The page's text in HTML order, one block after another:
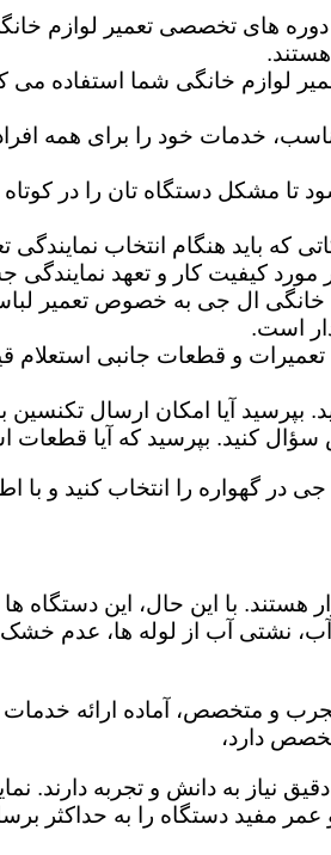
های تخصصی تعمیر لوازم
هستند.
لوازم خانگی شما استفاده می
خدمات خود را برای همه
مشکل دستگاه تان را در کوتاه
که باید هنگام انتخاب
کیفیت کار و تعهد نمایندگی
خانگی ال جی به خصوص تعمیر
است.
و قطعات جانبی
آیا امکان ارسال تکنسین
بپرسید که آیا قطعات
در گهواره را انتخاب کنید و با
هستند. با این حال، این
نشتی آب از لوله ها، عدم
و متخصص، آماده ارائه
دارد،
نیاز به دانش و تجربه دارند.
مفید دستگاه را به حداکثر